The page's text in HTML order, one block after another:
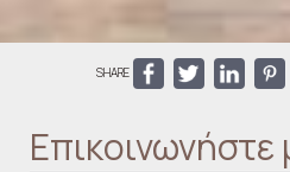
SHARE
Επικοινωνήστε